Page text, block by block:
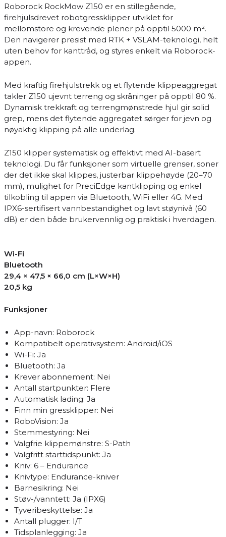
Roborock RockMow Z150 er en stillegående,
firehjulsdrevet robotgressklipper utviklet for
mellomstore og krevende plener på opptil 5000 m².
Den navigerer presist med RTK + VSLAM-teknologi, helt
uten behov for kanttråd, og styres enkelt via Roborock-
appen.
Med kraftig firehjulstrekk og et flytende klippeaggregat
takler Z150 ujevnt terreng og skråninger på opptil 80 %.
Dynamisk trekkraft og terrengmønstrede hjul gir solid
grep, mens det flytende aggregatet sørger for jevn og
nøyaktig klipping på alle underlag.
Z150 klipper systematisk og effektivt med AI-basert
teknologi. Du får funksjoner som virtuelle grenser, soner
der det ikke skal klippes, justerbar klippehøyde (20–70
mm), mulighet for PreciEdge kantklipping og enkel
tilkobling til appen via Bluetooth, WiFi eller 4G. Med
IPX6-sertifisert vannbestandighet og lavt støynivå (60
dB) er den både brukervennlig og praktisk i hverdagen.
Wi-Fi
Bluetooth
29,4 × 47,5 × 66,0 cm (L×W×H)
20,5 kg
Funksjoner
App-navn: Roborock
Kompatibelt operativsystem: Android/iOS
Wi-Fi: Ja
Bluetooth: Ja
Krever abonnement: Nei
Antall startpunkter: Flere
Automatisk lading: Ja
Finn min gressklipper: Nei
RoboVision: Ja
Stemmestyring: Nei
Valgfrie klippemønstre: S-Path
Valgfritt starttidspunkt: Ja
Kniv: 6 – Endurance
Knivtype: Endurance-kniver
Barnesikring: Nei
Støv-/vanntett: Ja (IPX6)
Tyveribeskyttelse: Ja
Antall plugger: I/T
Tidsplanlegging: Ja